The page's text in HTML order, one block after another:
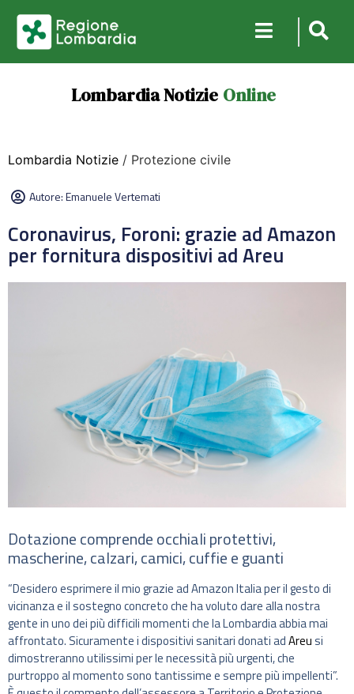
Lombardia Notizie Online
Lombardia Notizie / Protezione civile
Autore:Emanuele Vertemati
Coronavirus, Foroni: grazie ad Amazon
per fornitura dispositivi ad Areu
Dotazione comprende occhiali protettivi,
mascherine, calzari, camici, cuffie e guanti
“Desidero esprimere il mio grazie ad Amazon Italia per il gesto di
vicinanza e il sostegno concreto che ha voluto dare alla nostra
gente in uno dei più difficili momenti che la Lombardia abbia mai
affrontato. Sicuramente i dispositivi sanitari donati adAreusi
dimostreranno utilissimi per le necessità più urgenti, che
purtroppo al momento sono tantissime e sempre più impellenti”.